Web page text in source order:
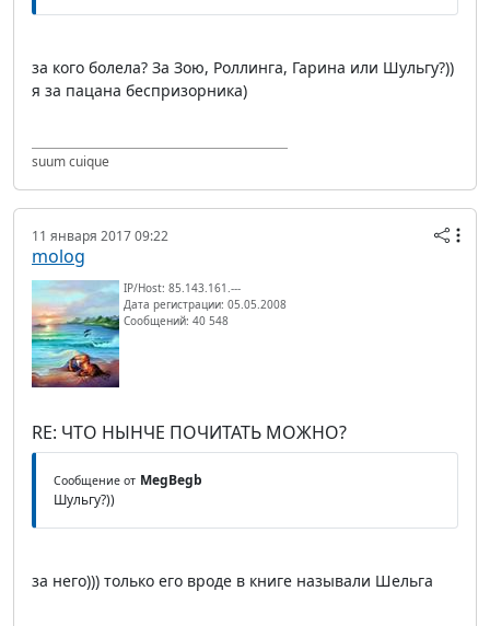
за кого болела? За Зою, Роллинга, Гарина или Шульгу?))
я за пацана беспризорника)
suum cuique
11 января 2017 09:22
molog
IP/Host: 85.143.161.---
Дата регистрации: 05.05.2008
Сообщений: 40 548
RE: ЧТО НЫНЧЕ ПОЧИТАТЬ МОЖНО?
Сообщение от MegBegb
Шульгу?))
за него))) только его вроде в книге называли Шельга